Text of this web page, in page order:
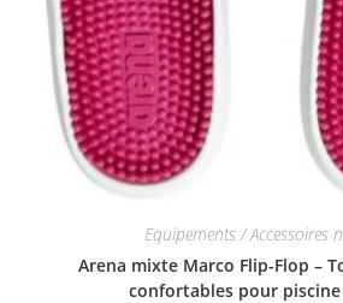
Equipements / Accessoires
Arena mixte Marco Flip-Flop –
confortables pour